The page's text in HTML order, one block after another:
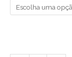
Grande
quantidade